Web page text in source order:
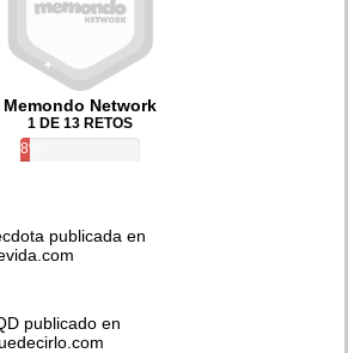
Memondo Network
1 DE 13 RETOS
8%
publicada en
publicado en